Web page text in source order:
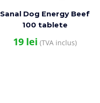
Sanal Dog Energy Beef
100 tablete
19 lei (TVA inclus)